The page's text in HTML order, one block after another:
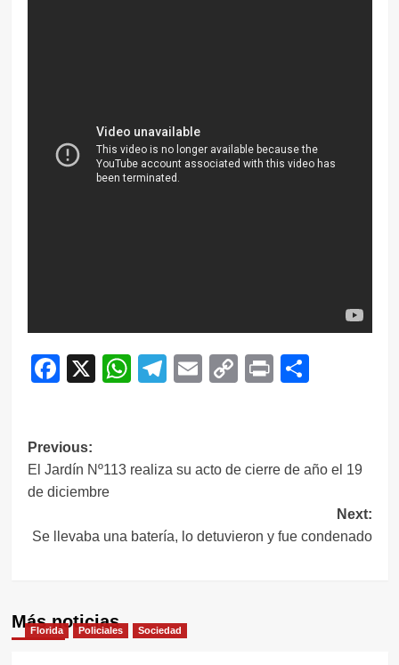
Facebook
X WhatsApp
Telegram
EmailCopy
Print
Navegación
de
Previous:
El Jardín Nº113 realiza su acto de cierre de año el 19
de diciembre
Next:
Se llevaba una batería, lo detuvieron y fue condenado
Más noticias
Florida Policiales Sociedad